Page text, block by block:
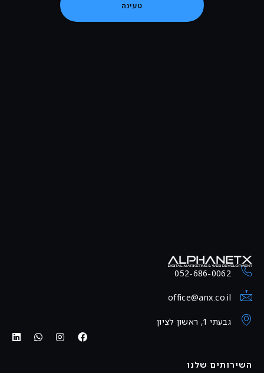
טעינה
052-686-0062
office@anx.co.il
גבעתי 1, ראשון לציון
השירותים שלנו